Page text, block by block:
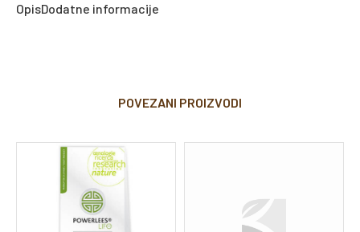
OpisDodatne informacije
POVEZANI PROIZVODI